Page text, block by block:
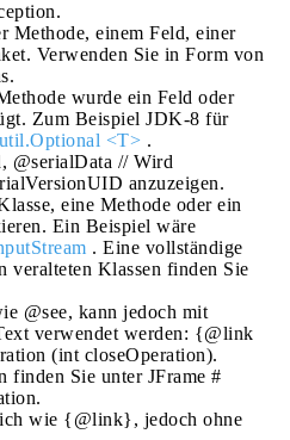
Methode, einem Feld, einer
Verwenden Sie in Form von
wurde ein Feld oder
Zum Beispiel JDK-8 für
<T> .
@serialData // Wird
anzuzeigen.
eine Methode oder ein
Ein Beispiel wäre
. Eine vollständige
veralteten Klassen finden Sie
@see, kann jedoch mit
verwendet werden: {@link
(int closeOperation).
finden Sie unter JFrame #
wie {@link}, jedoch ohne